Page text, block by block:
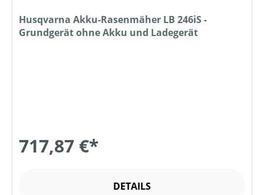
Husqvarna Akku-Rasenmäher LB 246iS -
Grundgerät ohne Akku und Ladegerät
717,87 €*
DETAILS